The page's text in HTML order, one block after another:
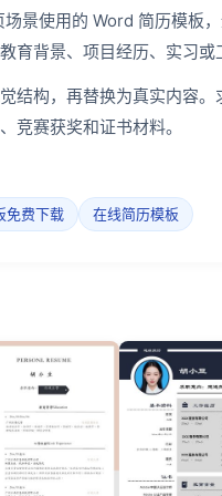
景使用的 Word 简历模板
育背景、项目经历、实习或
结构，再替换为真实内容
竞赛获奖和证书材料。
免费下载 在线简历模板